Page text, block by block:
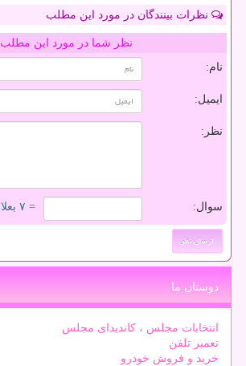
نظرات بینندگان در مورد این مطلب
نظر شما در مورد این مطلب
نام:
ایمیل:
نظر:
سوال: = ۷ بعلاوه ۴
دوستان ما
انتخابات مجلس ، کاندیدای مجلس
تعمیر تلفن
خرید و فروش خودرو